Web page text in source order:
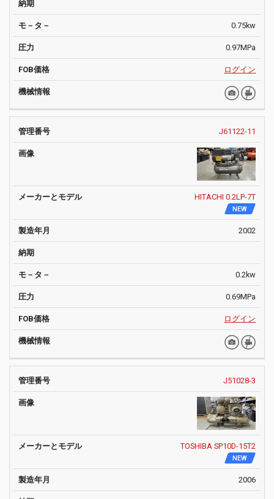
0.75kw
0.97MPa
ログイン
J61122-11
HITACHI 0.2LP-7T
NEW
2002
0.2kw
0.69MPa
ログイン
J51028-3
TOSHIBA SP10D-15T2
NEW
2006